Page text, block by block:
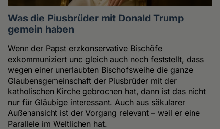
Was die Piusbrüder mit Donald Trump
gemein haben
Wenn der Papst erzkonservative Bischöfe
exkommuniziert und gleich auch noch feststellt, dass
wegen einer unerlaubten Bischofsweihe die ganze
Glaubensgemeinschaft der Piusbrüder mit der
katholischen Kirche gebrochen hat, dann ist das nicht
nur für Gläubige interessant. Auch aus säkularer
Außenansicht ist der Vorgang relevant – weil er eine
Parallele im Weltlichen hat.